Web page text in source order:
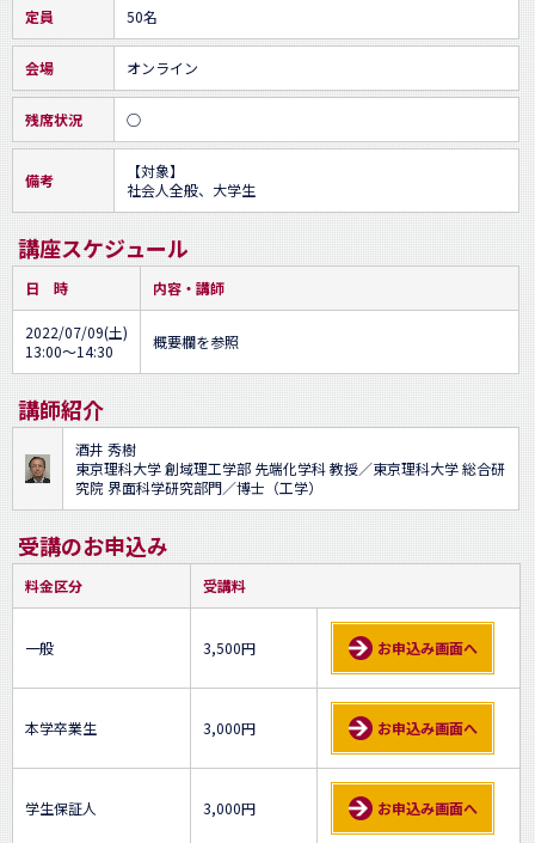
定員 50名
会場 オンライン
残席状況 ○
備考
【対象】
社会人全般、大学生
講座スケジュール
日 時 内容・講師
2022/07/09(土)
13:00～14:30
概要欄を参照
講師紹介
酒井 秀樹
東京理科大学 創域理工学部 先端化学科 教授／東京理科大学 総合研
究院 界面科学研究部門／博士（工学）
受講のお申込み
料金区分 受講料
一般 3,500円 お申込み画面へ
本学卒業生 3,000円 お申込み画面へ
学生保証人 3,000円 お申込み画面へ